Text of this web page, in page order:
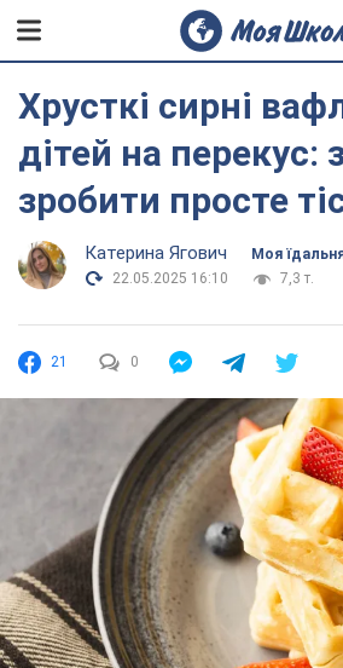
Хрусткі сирні
дітей на перекус:
зробити просте
Катерина Ягович
Моя
22.05.2025 16:10
7,3 т.
21 0